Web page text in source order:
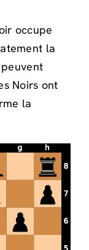
occupe
la
Noirs ont
la